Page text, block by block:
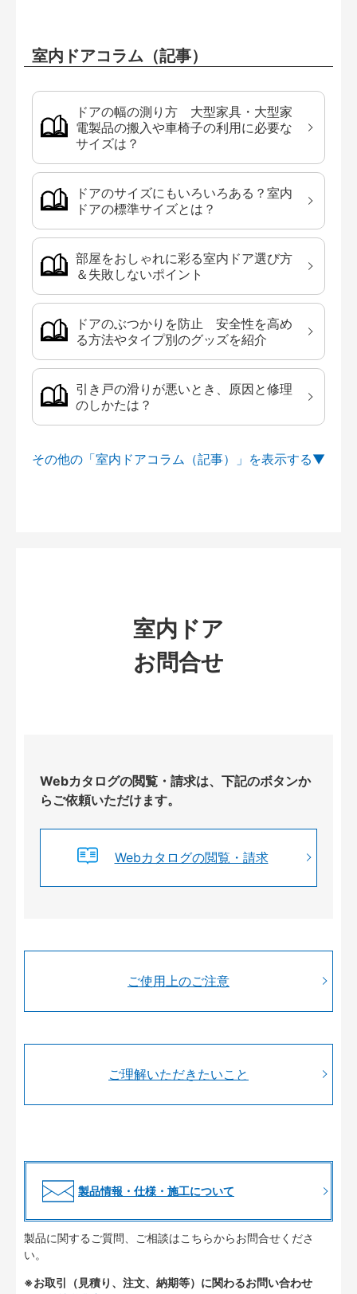
室内ドアコラム（記事）
ドアの幅の測り方 大型家具・大型家
電製品の搬入や車椅子の利用に必要な
サイズは？
ドアのサイズにもいろいろある？室内
ドアの標準サイズとは？
部屋をおしゃれに彩る室内ドア選び方
＆失敗しないポイント
ドアのぶつかりを防止 安全性を高め
る方法やタイプ別のグッズを紹介
引き戸の滑りが悪いとき、原因と修理
のしかたは？
その他の「室内ドアコラム（記事）」を
室内ドア
お問合せ
Webカタログの閲覧・請求は、下記のボタンか
らご依頼いただけます。
Webカタログの閲覧・請求
ご使用上のご注意
ご理解いただきたいこと
製品情報・仕様・施工について
製品に関するご質問、ご相談はこちらからお問合せくださ
い。
※お取引（見積り、注文、納期等）に関わるお問い合わせ